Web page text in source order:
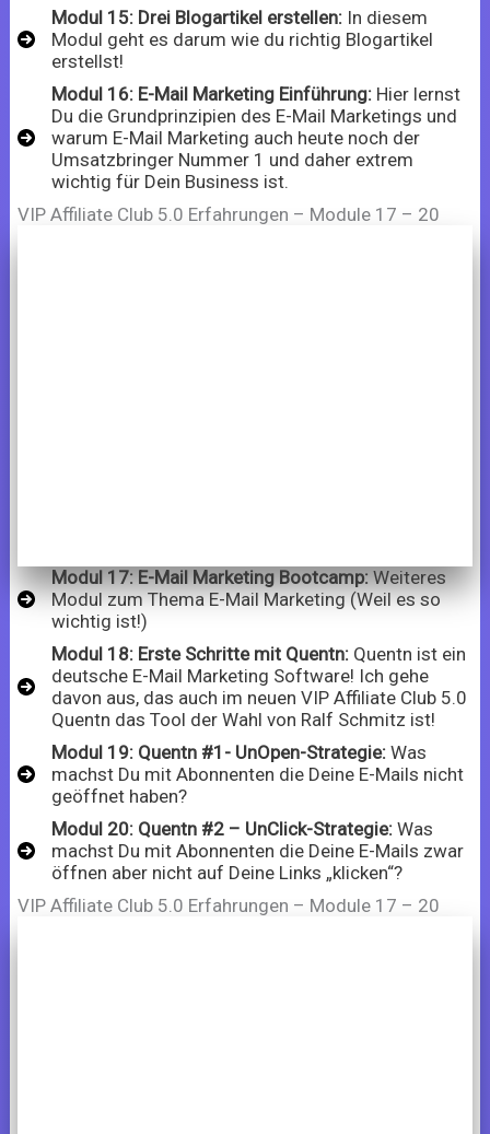
Modul 15: Drei Blogartikel erstellen: In diesem
Modul geht es darum wie du richtig Blogartikel
erstellst!
Modul 16: E-Mail Marketing Einführung: Hier lernst
Du die Grundprinzipien des E-Mail Marketings und
warum E-Mail Marketing auch heute noch der
Umsatzbringer Nummer 1 und daher extrem
wichtig für Dein Business ist.
VIP Affiliate Club 5.0 Erfahrungen – Module 17 – 20
Modul 17: E-Mail Marketing Bootcamp:Weiteres
Modul zum Thema E-Mail Marketing (Weil es so
wichtig ist!)
Modul 18: Erste Schritte mit Quentn: Quentn ist ein
deutsche E-Mail Marketing Software! Ich gehe
davon aus, das auch im neuen VIP Affiliate Club 5.0
Quentn das Tool der Wahl von Ralf Schmitz ist!
Modul 19: Quentn #1- UnOpen-Strategie:Was
machst Du mit Abonnenten die Deine E-Mails nicht
geöffnet haben?
Modul 20: Quentn #2 – UnClick-Strategie: Was
machst Du mit Abonnenten die Deine E-Mails zwar
öffnen aber nicht auf Deine Links „klicken“?
VIP Affiliate Club 5.0 Erfahrungen – Module 17 – 20